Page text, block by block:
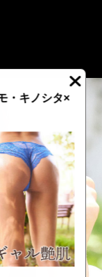
・キノシタ×